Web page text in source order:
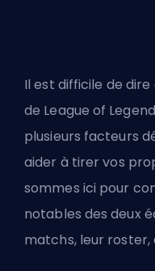
Il est difficile de
de League of
plusieurs facteurs
aider à tirer vos
sommes ici pour
notables des deux
matchs, leur roster,